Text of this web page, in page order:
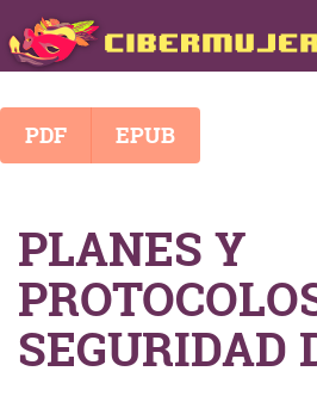
PDF EPUB
PLANES Y
SEGURIDAD